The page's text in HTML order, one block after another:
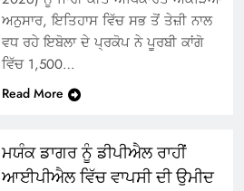
ਅਨੁਸਾਰ, ਇਤਿਹਾਸ ਵਿੱਚ ਸਭ ਤੋਂ ਤੇਜ਼ੀ ਨਾਲ
ਵਧ ਰਹੇ ਇਬੋਲਾ ਦੇ ਪ੍ਰਕੋਪ ਨੇ ਪੂਰਬੀ ਕਾਂਗੋ
ਵਿੱਚ 1,500…
Read More
ਮਯੰਕ ਡਾਗਰ ਨੂੰ ਡੀਪੀਐਲ ਰਾਹੀਂ
ਆਈਪੀਐਲ ਵਿੱਚ ਵਾਪਸੀ ਦੀ ਉਮੀਦ